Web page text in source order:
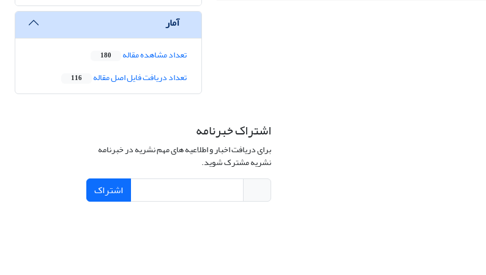
آمار
تعداد مشاهده مقاله 180
تعداد دریافت فایل اصل مقاله 116
اشتراک خبرنامه
برای دریافت اخبار و اطلاعیه های مهم نشریه در خبرنامه
نشریه مشترک شوید.
اشتراک